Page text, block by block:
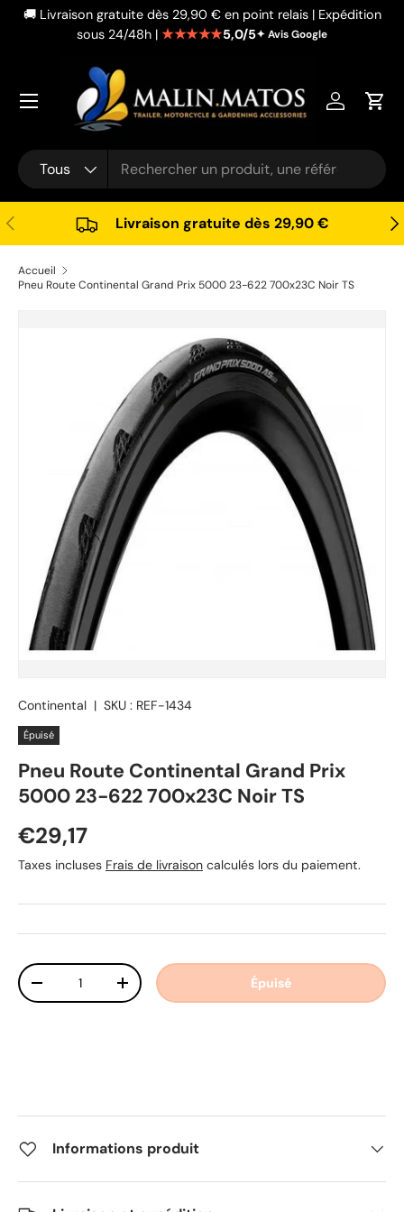
Aller au contenu
🚚 Livraison gratuite dès 29,90 € en point relais | Expédition
sous 24/48h | ★★★★★5,0/5✦ Avis Google
Recherche
Type de produit
Tous
Se
Précédent Livraison gratuite dès 29,90 €
Accueil
Pneu Route Continental Grand Prix 5000 23-622 700x23C Noir TS
Passer aux informations produits
Continental | SKU : REF-1434
Épuisé
Pneu Route Continental Grand Prix
5000 23-622 700x23C Noir TS
Prix habituel
€29,17
Taxes incluses Frais de livraison calculés lors du paiement.
Qté
Diminuer la quantitéAugmenter la quantitéÉpuisé
Informations produit